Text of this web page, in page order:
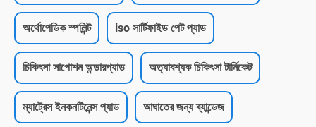
অর্থোপেডিক স্পলিন্ট iso সার্টিফাইড পেট প্যাড
চিকিৎসা সাপোশন অন্ডারপ্যাড অত্যাবশ্যক চিকিৎসা টার্নিকেট
ম্যাট্রেস ইনকনটিনেন্স প্যাড আঘাতের জন্য ব্যান্ডেজ